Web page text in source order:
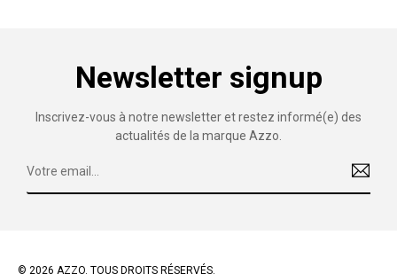
Newsletter signup
Inscrivez-vous à notre newsletter et restez informé(e) des
actualités de la marque Azzo.
© 2026 AZZO. TOUS DROITS RÉSERVÉS.